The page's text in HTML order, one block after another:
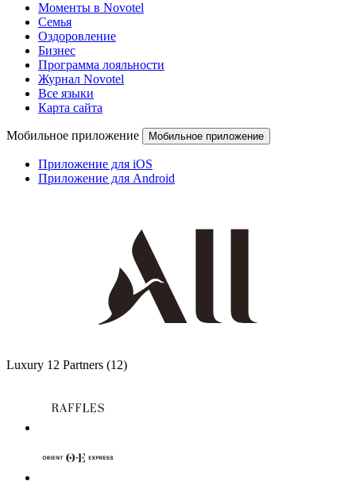
Моменты в Novotel
Семья
Оздоровление
Бизнес
Программа лояльности
Журнал Novotel
Все языки
Карта сайта
Мобильное приложение Мобильное приложение
Приложение для iOS
Приложение для Android
Luxury 12 Partners (12)